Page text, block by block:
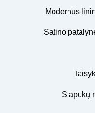
Modernūs
Satino
Slapukų